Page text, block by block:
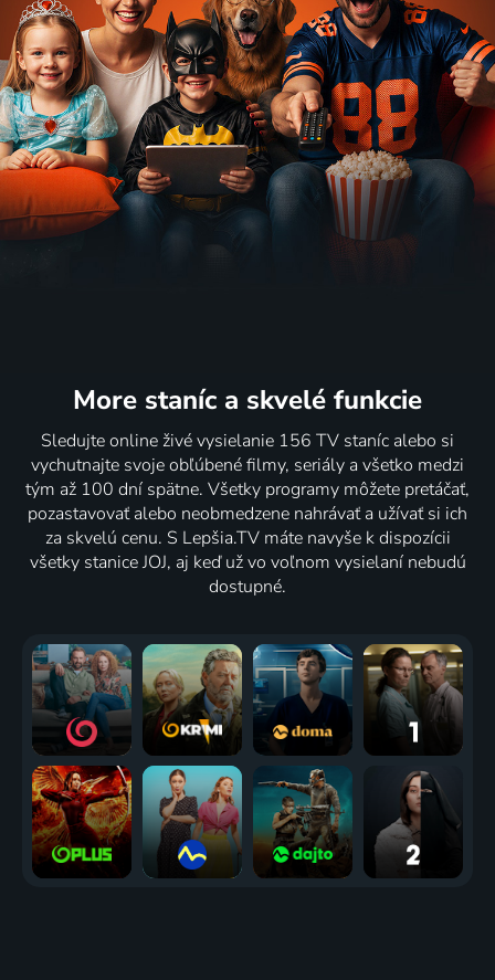
More staníc a skvelé funkcie
Sledujte online živé vysielanie 156 TV staníc alebo si
vychutnajte svoje obľúbené filmy, seriály a všetko medzi
tým až 100 dní spätne. Všetky programy môžete pretáčať,
pozastavovať alebo neobmedzene nahrávať a užívať si ich
za skvelú cenu. S Lepšia.TV máte navyše k dispozícii
všetky stanice JOJ, aj keď už vo voľnom vysielaní nebudú
dostupné.